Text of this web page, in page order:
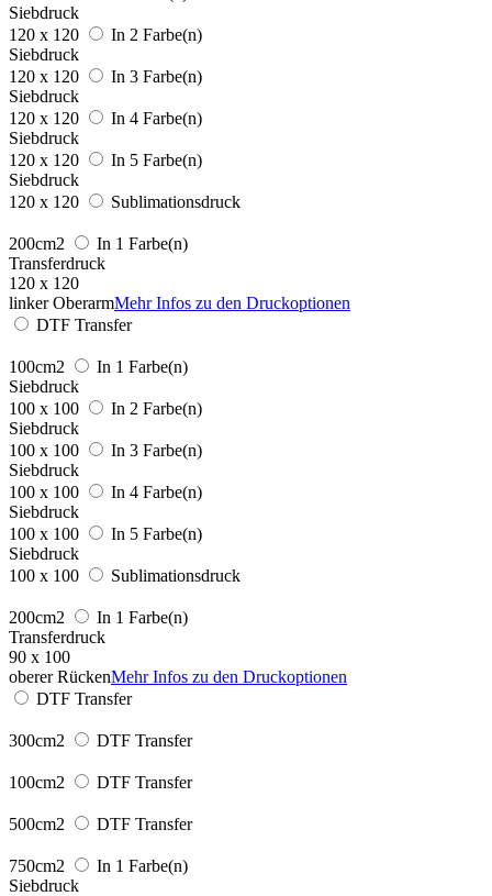
Siebdruck
120 x 120
In 2 Farbe(n)
Siebdruck
120 x 120
In 3 Farbe(n)
Siebdruck
120 x 120
In 4 Farbe(n)
Siebdruck
120 x 120
In 5 Farbe(n)
Siebdruck
120 x 120
Sublimationsdruck
200cm2
In 1 Farbe(n)
Transferdruck
120 x 120
linker OberarmMehr Infos zu den Druckoptionen
DTF Transfer
100cm2
In 1 Farbe(n)
Siebdruck
100 x 100
In 2 Farbe(n)
Siebdruck
100 x 100
In 3 Farbe(n)
Siebdruck
100 x 100
In 4 Farbe(n)
Siebdruck
100 x 100
In 5 Farbe(n)
Siebdruck
100 x 100
Sublimationsdruck
200cm2
In 1 Farbe(n)
Transferdruck
90 x 100
oberer RückenMehr Infos zu den Druckoptionen
DTF Transfer
300cm2 DTF Transfer
100cm2 DTF Transfer
500cm2 DTF Transfer
750cm2
In 1 Farbe(n)
Siebdruck